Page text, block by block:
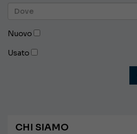
Nuovo
Usato
CHI SIAMO